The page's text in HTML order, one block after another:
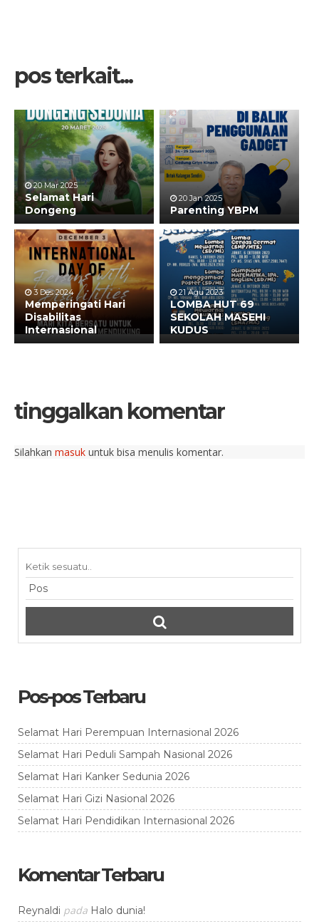
pos terkait...
20 Mar 2025
Selamat Hari
Dongeng
20 Jan 2025
Parenting YBPM
3 Des 2024
Memperingati Hari
Disabilitas
Internasional
21 Agu 2023
LOMBA HUT 69
SEKOLAH MASEHI
KUDUS
tinggalkan komentar
Silahkan masuk untuk bisa menulis komentar.
Pos-pos Terbaru
Selamat Hari Perempuan Internasional 2026
Selamat Hari Peduli Sampah Nasional 2026
Selamat Hari Kanker Sedunia 2026
Selamat Hari Gizi Nasional 2026
Selamat Hari Pendidikan Internasional 2026
Komentar Terbaru
Reynaldi pada Halo dunia!